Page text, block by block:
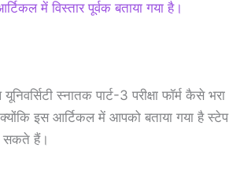
में विस्तार पूर्वक बताया गया है।
स्नातक पार्ट-3 परीक्षा फॉर्म कैसे भरा
इस आर्टिकल में आपको बताया गया है स्टेप
सकते हैं।